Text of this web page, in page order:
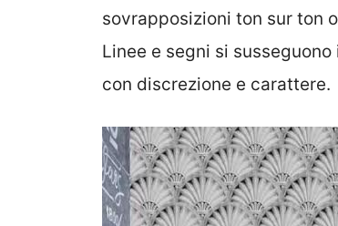
sovrapposizioni ton sur ton
Linee e segni si
con discrezione e carattere.